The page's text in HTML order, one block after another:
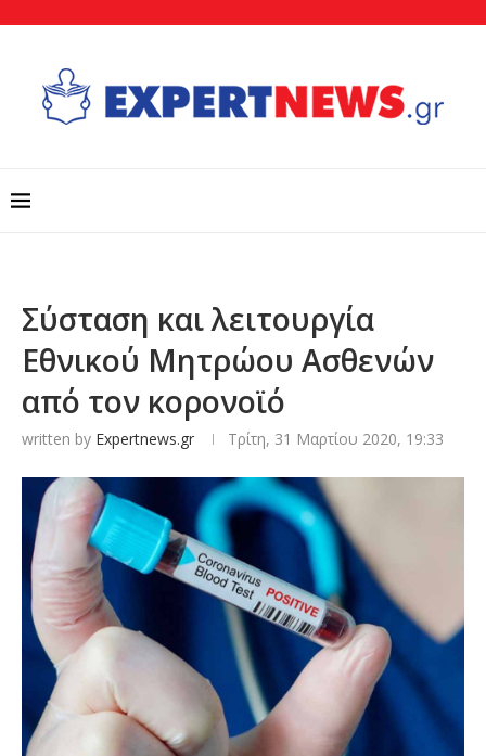
Σύσταση και λειτουργία
Εθνικού Μητρώου Ασθενών
από τον κορονοϊό
written by Expertnews.gr Τρίτη, 31 Μαρτίου 2020, 19:33